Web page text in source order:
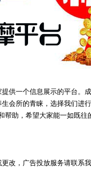
一个信息展示的平台。
会所的青睐，选择我们进
助，希望大家能一如既往
改，广告投放服务请联系